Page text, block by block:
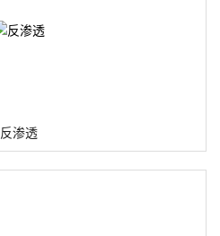
反渗透